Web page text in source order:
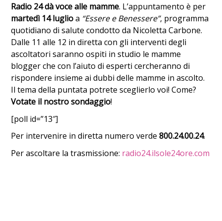
Radio 24 dà voce alle mamme. L’appuntamento è per
martedì 14 luglioa “Essere e Benessere”, programma
quotidiano di salute condotto da Nicoletta Carbone.
Dalle 11 alle 12 in diretta con gli interventi degli
ascoltatori saranno ospiti in studio le mamme
blogger che con l’aiuto di esperti cercheranno di
rispondere insieme ai dubbi delle mamme in ascolto.
Il tema della puntata potrete sceglierlo voi! Come?
Votate il nostro sondaggio!
[poll id=”13″]
Per intervenire in diretta numero verde800.24.00.24.
Per ascoltare la trasmissione: radio24.ilsole24ore.com